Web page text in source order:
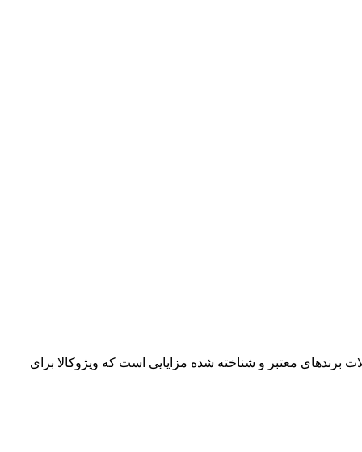
برندهای معتبر و شناخته شده مزایایی است که ویژوکالا برای